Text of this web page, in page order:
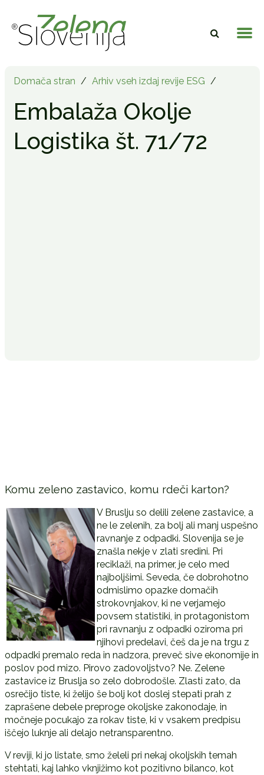
Domača stran / Arhiv vseh izdaj revije ESG /
Embalaža Okolje
Logistika št. 71/72
Komu zeleno zastavico, komu rdeči karton?
V Bruslju so delili zelene zastavice, a
ne le zelenih, za bolj ali manj uspešno
ravnanje z odpadki. Slovenija se je
znašla nekje v zlati sredini. Pri
reciklaži, na primer, je celo med
najboljšimi. Seveda, če dobrohotno
odmislimo opazke domačih
strokovnjakov, ki ne verjamejo
povsem statistiki, in protagonistom
pri ravnanju z odpadki oziroma pri
njihovi predelavi, češ da je na trgu z
odpadki premalo reda in nadzora, preveč sive ekonomije in
poslov pod mizo. Pirovo zadovoljstvo? Ne. Zelene
zastavice iz Bruslja so zelo dobrodošle. Zlasti zato, da
osrečijo tiste, ki želijo še bolj kot doslej stepati prah z
zaprašene debele preproge okoljske zakonodaje, in
močneje pocukajo za rokav tiste, ki v vsakem predpisu
iščejo luknje ali delajo netransparentno.
V reviji, ki jo listate, smo želeli pri nekaj okoljskih temah
stehtati, kaj lahko vknjižimo kot pozitivno bilanco, kot